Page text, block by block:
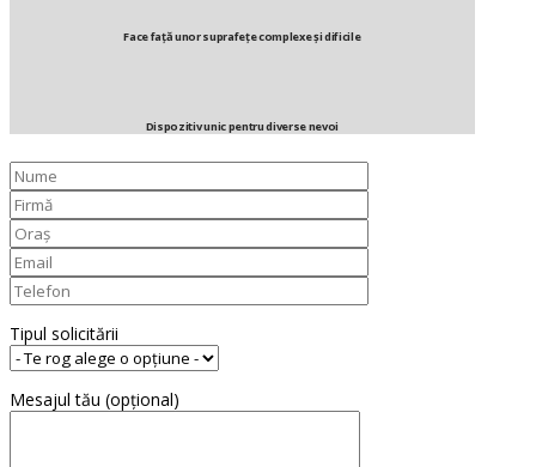
Face față unor suprafețe complexe și dificile
Dispozitiv unic pentru diverse nevoi
Tipul solicitării
Mesajul tău (opțional)